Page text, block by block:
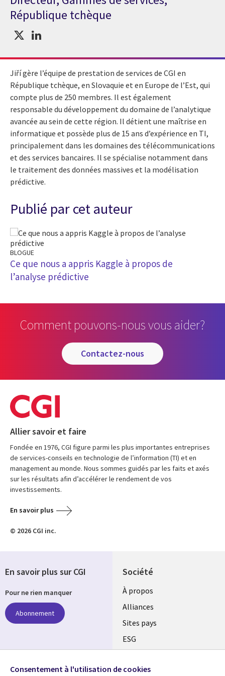
République tchèque
Jiří gère l’équipe de prestation de services de CGI en
République tchèque, en Slovaquie et en Europe de l’Est, qui
compte plus de 250 membres. Il est également
responsable du développement du domaine de l’analytique
avancée au sein de cette région. Il détient une maîtrise en
informatique et possède plus de 15 ans d’expérience en TI,
principalement dans les domaines des télécommunications
et des services bancaires. Il se spécialise notamment dans
le traitement des données massives et la modélisation
prédictive.
Publié par cet auteur
BLOGUE
Ce que nous a appris Kaggle à propos de
l’analyse prédictive
Comment pouvons-nous vous aider?
contactez-nous
Allier savoir et faire
Fondée en 1976, CGI figure parmi les plus importantes entreprises
de services-conseils en technologie de l’information (TI) et en
management au monde. Nous sommes guidés par les faits et axés
sur les résultats afin d’accélérer le rendement de vos
investissements.
En savoir plus
© 2026 CGI inc.
Société
À propos
Alliances
Sites pays
ESG
Fusions
En savoir plus sur CGI
Pour ne rien manquer
Abonnement
Suivez-nous
Consentement à l'utilisation de cookies